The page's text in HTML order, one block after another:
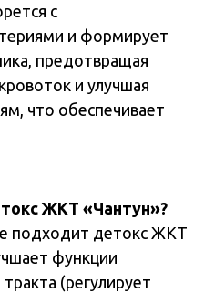
с
и формирует
предотвращая
и улучшая
что обеспечивает
ЖКТ «Чантун»?
подходит детокс ЖКТ
функции
(регулирует